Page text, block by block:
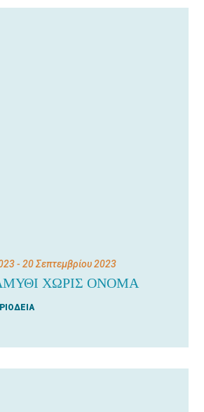
- 20 Σεπτεμβρίου 2023
ΧΩΡΙΣ ΟΝΟΜΑ